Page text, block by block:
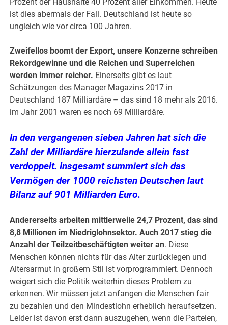
ist dies abermals der Fall. Deutschland ist heute so
ungleich wie vor circa 100 Jahren.
Zweifellos boomt der Export, unsere Konzerne schreiben
Rekordgewinne und die Reichen und Superreichen
werden immer reicher. Einerseits gibt es laut
Schätzungen des Manager Magazins 2017 in
Deutschland 187 Milliardäre – das sind 18 mehr als 2016.
im Jahr 2001 waren es noch 69 Milliardäre.
In den vergangenen sieben Jahren hat sich die
Zahl der Milliardäre hierzulande allein fast
verdoppelt. Insgesamt summiert sich das
Vermögen der 1000 reichsten Deutschen laut
Bilanz auf 901 Milliarden Euro.
Andererseits arbeiten mittlerweile 24,7 Prozent, das sind
8,8 Millionen im Niedriglohnsektor. Auch 2017 stieg die
Anzahl der Teilzeitbeschäftigten weiter an. Diese
Menschen können nichts für das Alter zurücklegen und
Altersarmut in großem Stil ist vorprogrammiert. Dennoch
weigert sich die Politik weiterhin dieses Problem zu
erkennen. Wir müssen jetzt anfangen die Menschen fair
zu bezahlen und den Mindestlohn erheblich heraufsetzen.
Leider ist davon erst dann auszugehen, wenn die Parteien,